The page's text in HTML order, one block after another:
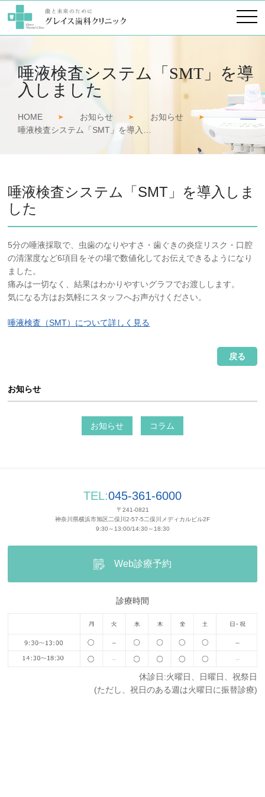
唾液検査システム「SMT」を導
入しました
HOME お知らせ
お知らせ
唾液検査システム「SMT」を導入…
唾液検査システム「SMT」を導入しま
した
5分の唾液採取で、虫歯のなりやすさ・歯ぐきの炎症リスク・口腔
の清潔度など6項目をその場で数値化してお伝えできるようになり
ました。
痛みは一切なく、結果はわかりやすいグラフでお渡しします。
気になる方はお気軽にスタッフへお声がけください。
唾液検査（SMT）について詳しく見る
戻る
お知らせ
お知らせ コラム
TEL:045-361-6000
〒241-0821
神奈川県横浜市旭区二俣川2-57-5 二俣川メディカルビル2F
9:30～13:00/14:30～18:30
Web診療予約
診療時間
休診日:火曜日、日曜日、祝祭日
(ただし、祝日のある週は火曜日に振替診療)